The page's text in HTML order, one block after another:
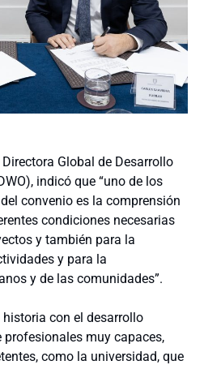
Global de Desarrollo
indicó que “uno de los
convenio es la comprensión
condiciones necesarias
y también para la
y para la
y de las comunidades”.
con el desarrollo
muy capaces,
como la universidad, que